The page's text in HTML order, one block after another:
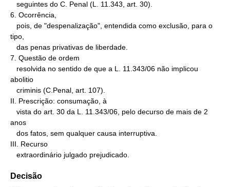
6. Ocorrência,
tipo,
7. Questão de ordem
abolitio
II. Prescrição: consumação, à
anos
III. Recurso
   extraordinário julgado prejudicado.
Decisão